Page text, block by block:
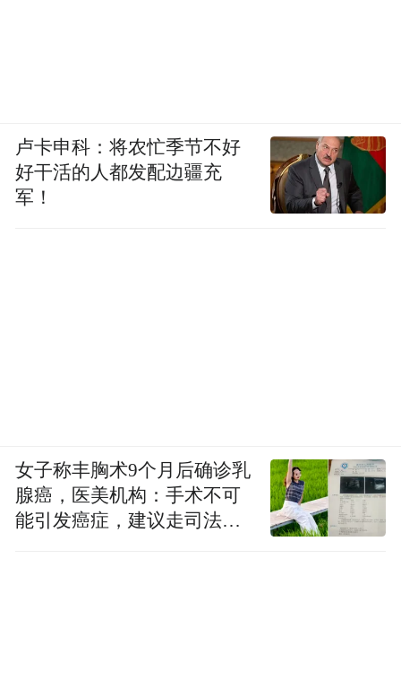
卢卡申科：将农忙季节不好
好干活的人都发配边疆充
军！
女子称丰胸术9个月后确诊乳
腺癌，医美机构：手术不可
能引发癌症，建议走司法途